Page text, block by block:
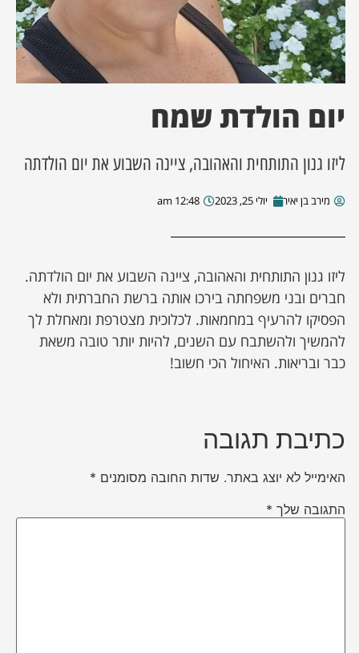
מסע מלחמה
השבוע
מקומית
עסקים
יום הולדת שמח
ליזו גנון התותחית והאהובה, ציינה השבוע את יום הולדתה
מירב בן יאיר יולי 25, 2023 12:48 am
ליזו גנון התותחית והאהובה, ציינה השבוע את יום הולדתה.
חברים ובני משפחתה בירכו אותה ברשת החברתית ולא
הפסיקו להרעיף במחמאות. לכלוכית מצטרפת ומאחלת לך
להמשיך ולהשתבח עם השנים, להיות יותר טובה משאת
כבר ובריאות. האיחול הכי חשוב!
כתיבת תגובה
האימייל לא יוצג באתר. שדות החובה מסומנים *
התגובה שלך *